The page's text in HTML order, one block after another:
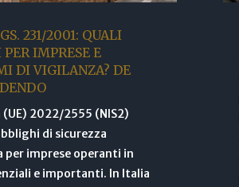
231/2001: QUALI
IMPRESE E
DI VIGILANZA? DE
2022/2555 (NIS2)
di sicurezza
imprese operanti in
e importanti. In Italia